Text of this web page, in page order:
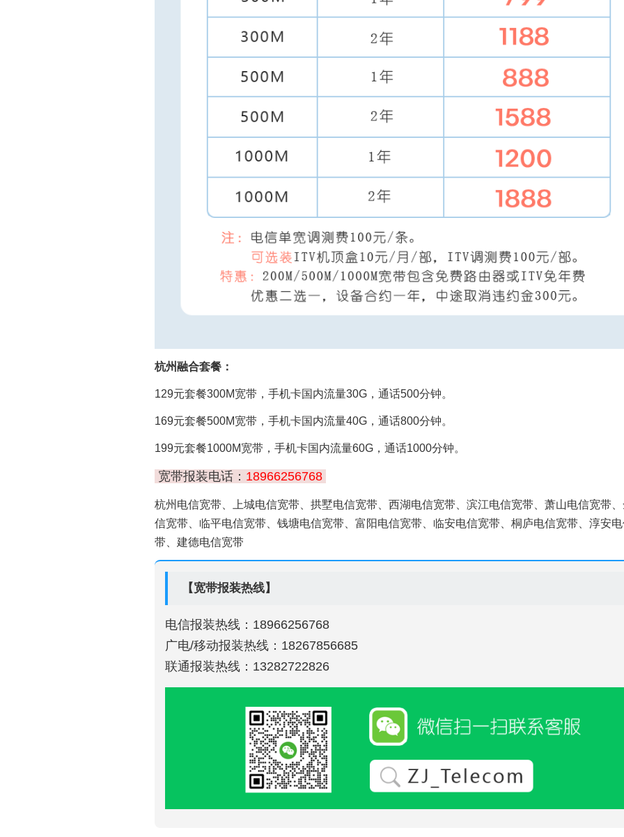
杭州融合套餐：
129元套餐300M宽带，手机卡国内流量30G，通话500分钟。
169元套餐500M宽带，手机卡国内流量40G，通话800分钟。
199元套餐1000M宽带，手机卡国内流量60G，通话1000分钟。
宽带报装电话： 18966256768
杭州电信宽带、上城电信宽带、拱墅电信宽带、西湖电信宽带、滨江电信宽带、萧山电信宽带
信宽带、临平电信宽带、钱塘电信宽带、富阳电信宽带、临安电信宽带、桐庐电信宽带、淳安
带、建德电信宽带
【宽带报装热线】
电信报装热线：18966256768
广电/移动报装热线：18267856685
联通报装热线：13282722826